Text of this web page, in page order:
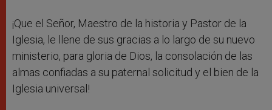
¡Que el Señor, Maestro de la historia y Pastor de la
Iglesia, le llene de sus gracias a lo largo de su nuevo
ministerio, para gloria de Dios, la consolación de las
almas confiadas a su paternal solicitud y el bien de la
Iglesia universal!